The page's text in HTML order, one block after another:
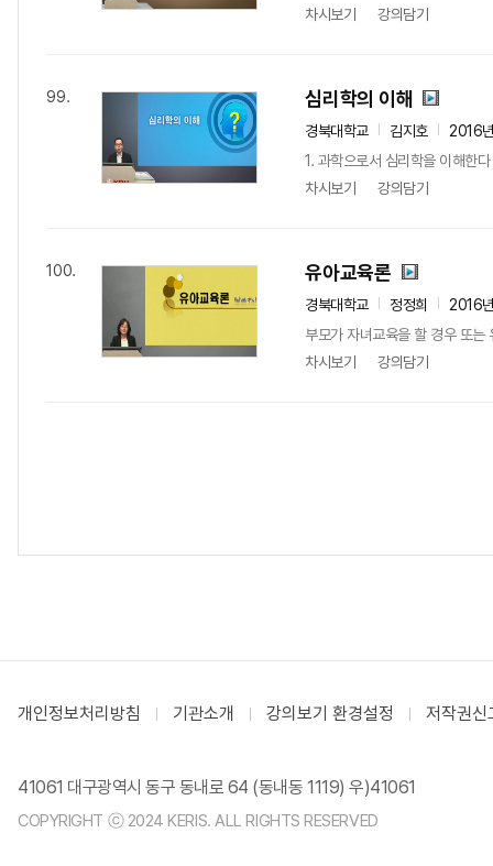
차시보기
강의담기
99. 심리학의 이해
경북대학교 김지호
2016
1. 과학으로서 심리학을 이해한
차시보기
강의담기
100. 유아교육론
경북대학교 정정희
2016
부모가 자녀교육을 할 경우 또는
차시보기
강의담기
개인정보처리방침 기관소개 강의보기 환경설정 저작권신
41061 대구광역시 동구 동내로 64 (동내동 1119) 우)41061
COPYRIGHT ⓒ 2024 KERIS. ALL RIGHTS RESERVED